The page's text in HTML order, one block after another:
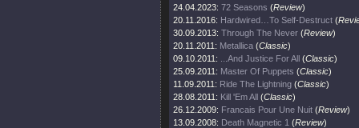
24.04.2023: 72 Seasons (Review)
20.11.2016: Hardwired…To Self-Destruct (
30.09.2013: Through The Never (Review)
20.11.2011: Metallica (Classic)
09.10.2011:
...And Justice For All (Classic)
25.09.2011: Master Of Puppets (Classic)
11.09.2011: Ride The Lightning (Classic)
28.08.2011: Kill 'Em All (Classic)
26.12.2009: Francais Pour Une Nuit (Review)
13.09.2008: Death Magnetic 1 (Review)